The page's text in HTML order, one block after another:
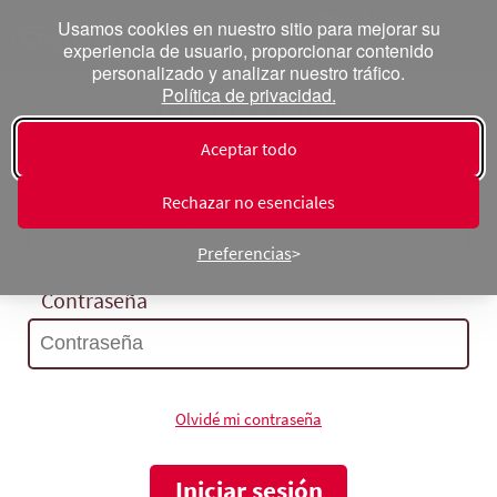
Usamos cookies en nuestro sitio para mejorar su
experiencia de usuario, proporcionar contenido
personalizado y analizar nuestro tráfico.
Política de privacidad.
Aceptar todo
Rechazar no esenciales
Preferencias
Inicia sesión
Contraseña
Olvidé mi contraseña